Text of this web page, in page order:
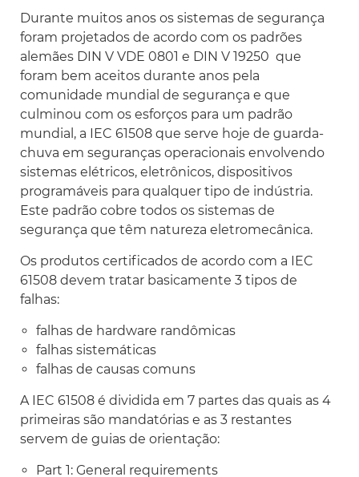
Durante muitos anos os sistemas de segurança
foram projetados de acordo com os padrões
alemães DIN V VDE 0801 e DIN V 19250 que
foram bem aceitos durante anos pela
comunidade mundial de segurança e que
culminou com os esforços para um padrão
mundial, a IEC 61508 que serve hoje de guarda-
chuva em seguranças operacionais envolvendo
sistemas elétricos, eletrônicos, dispositivos
programáveis para qualquer tipo de indústria.
Este padrão cobre todos os sistemas de
segurança que têm natureza eletromecânica.
Os produtos certificados de acordo com a IEC
61508 devem tratar basicamente 3 tipos de
falhas:
falhas de hardware randômicas
falhas sistemáticas
falhas de causas comuns
A IEC 61508 é dividida em 7 partes das quais as 4
primeiras são mandatórias e as 3 restantes
servem de guias de orientação:
Part 1: General requirements